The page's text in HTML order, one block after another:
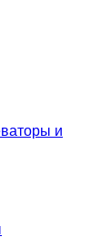
и